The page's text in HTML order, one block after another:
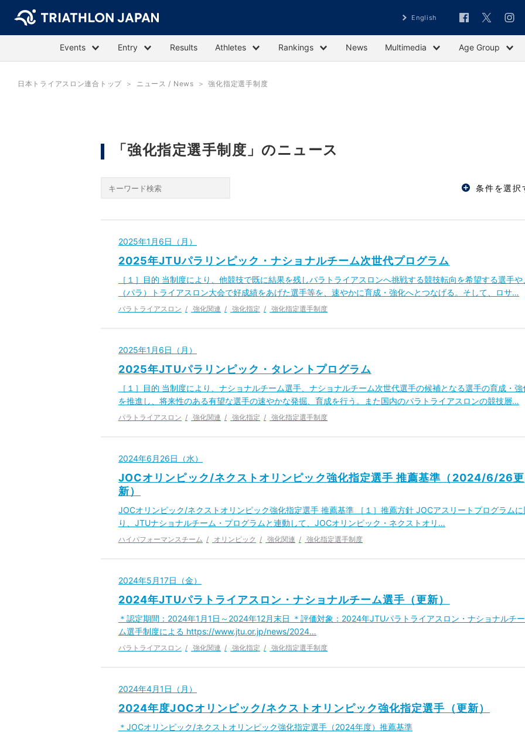
English
Events Entry Results Athletes Rankings News Multimedia Age Group
日本トライアスロン連合トップ ニュース / News 強化指定選手制度
「強化指定選手制度」のニュース
条件を選択
2025年1月6日（月）
2025年JTUパラリンピック・ナショナルチーム次世代プログラム
［１］目的 当制度により、他競技で既に結果を残しパラトライアスロンへ挑戦する競技転向を希望する選手や
（パラ）トライアスロン大会で好成績をあげた選手等を、速やかに育成・強化へとつなげる。そして、ロサ…
パラトライアスロン 強化関連 強化指定 強化指定選手制度
2025年1月6日（月）
2025年JTUパラリンピック・タレントプログラム
［１］目的 当制度により、ナショナルチーム選手、ナショナルチーム次世代選手の候補となる選手の育成・強
を推進し、将来性のある有望な選手の速やかな発掘、育成を行う。また国内のパラトライアスロンの競技層…
パラトライアスロン 強化関連 強化指定 強化指定選手制度
2024年6月26日（水）
JOCオリンピック/ネクストオリンピック強化指定選手 推薦基準（2024/6/26更
新）
JOCオリンピック/ネクストオリンピック強化指定選手 推薦基準 ［１］推薦方針 JOCアスリートプログラムに
り、JTUナショナルチーム・プログラムと連動して、JOCオリンピック・ネクストオリ…
ハイパフォーマンスチーム オリンピック 強化関連 強化指定選手制度
2024年5月17日（金）
2024年JTUパラトライアスロン・ナショナルチーム選手（更新）
＊認定期間：2024年1月1日～2024年12月末日 ＊評価対象：2024年JTUパラトライアスロン・ナショナルチー
ム選手制度による https://www.jtu.or.jp/news/2024…
パラトライアスロン 強化関連 強化指定 強化指定選手制度
2024年4月1日（月）
2024年度JOCオリンピック/ネクストオリンピック強化指定選手（更新）
＊JOCオリンピック/ネクストオリンピック強化指定選手（2024年度）推薦基準